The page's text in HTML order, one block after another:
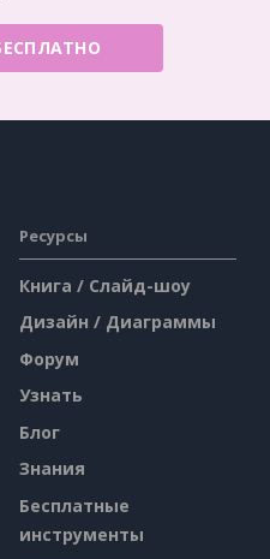
Ресурсы
Книга / Слайд-шоу
Дизайн / Диаграммы
Форум
Узнать
Блог
Знания
Бесплатные
инструменты